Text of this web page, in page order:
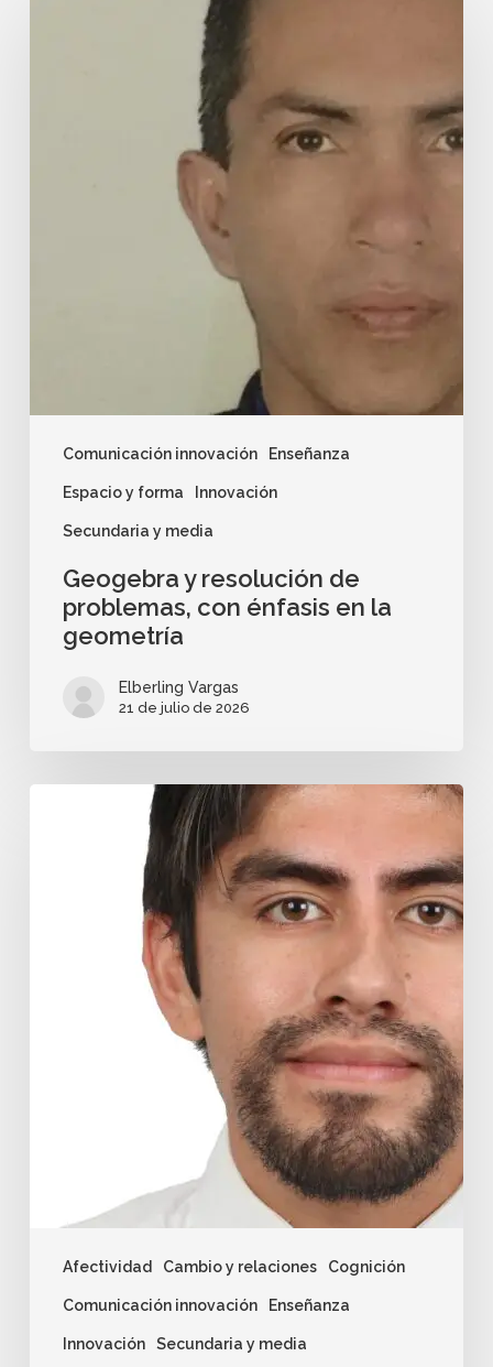
Comunicación innovación Enseñanza
Espacio y forma Innovación
Secundaria y media
Geogebra y resolución de
problemas, con énfasis en la
geometría
Elberling Vargas
21 de julio de 2026
Afectividad Cambio y relaciones Cognición
Comunicación innovación Enseñanza
Innovación Secundaria y media